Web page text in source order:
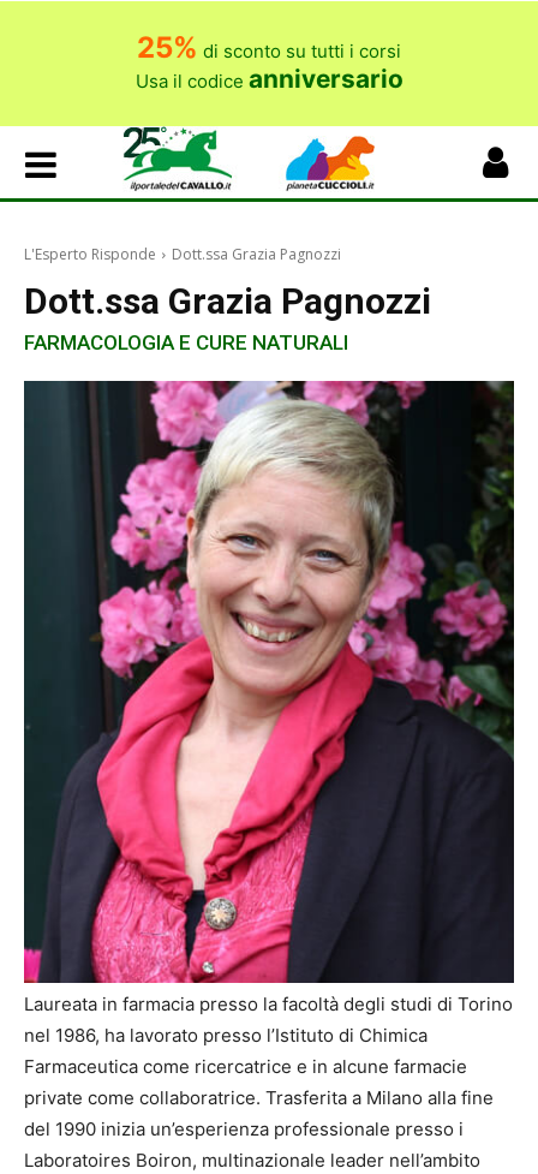
25% di sconto su tutti i corsi
Usa il codice anniversario
L'Esperto Risponde Dott.ssa Grazia Pagnozzi
Dott.ssa Grazia Pagnozzi
FARMACOLOGIA E CURE NATURALI
Laureata in farmacia presso la facoltà degli studi di Torino
nel 1986, ha lavorato presso l’Istituto di Chimica
Farmaceutica come ricercatrice e in alcune farmacie
private come collaboratrice. Trasferita a Milano alla fine
del 1990 inizia un’esperienza professionale presso i
Laboratoires Boiron, multinazionale leader nell’ambito